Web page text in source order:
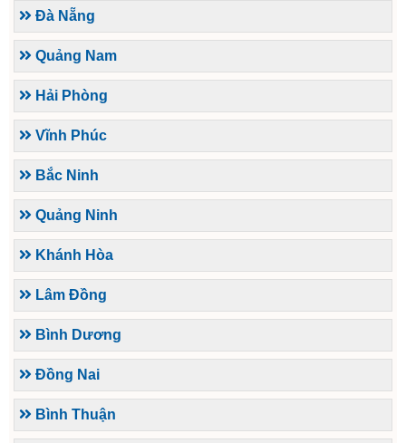
Đà Nẵng
Quảng Nam
Hải Phòng
Vĩnh Phúc
Bắc Ninh
Quảng Ninh
Khánh Hòa
Lâm Đồng
Bình Dương
Đồng Nai
Bình Thuận